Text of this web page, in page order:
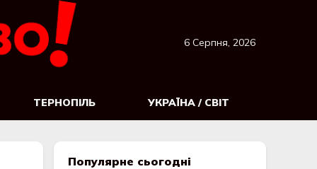
6 Серпня, 2026
ТЕРНОПІЛЬ УКРАЇНА / СВІТ
Популярне сьогодні